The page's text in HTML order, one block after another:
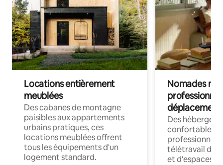
Locations entièrement
meublées
Des cabanes de montagne
paisibles aux appartements
urbains pratiques, ces
locations meublées offrent
tous les équipements d'un
logement standard.
Nomades
déplacement
Des
confortables
professionnels
télétravail
et d'espaces